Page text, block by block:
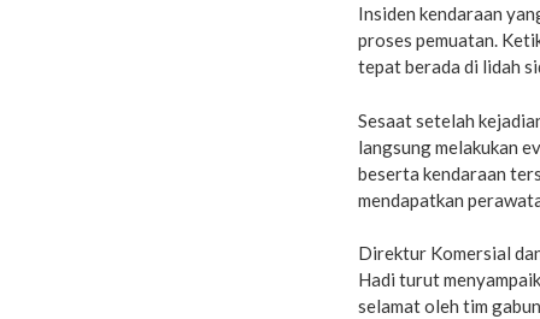
Insiden kendaraan
proses pemuatan.
tepat berada di lidah
Sesaat setelah
langsung melakukan
beserta kendaraan
mendapatkan
Direktur Komersial
Hadi turut
selamat oleh tim